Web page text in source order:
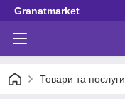
Granatmarket
Товари та послуги